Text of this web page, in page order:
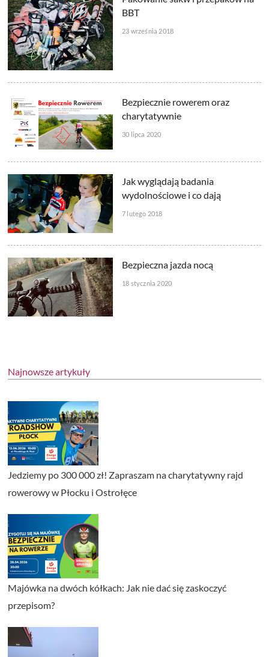
BBT
23 września 2018
Bezpiecznie rowerem oraz
charytatywnie
30 lipca 2020
Jak wyglądają badania
wydolnościowe i co dają
7 lutego 2018
Bezpieczna jazda nocą
18 stycznia 2020
Najnowsze artykuły
Jedziemy po 300 000 zł! Zapraszam na charytatywny rajd
rowerowy w Płocku i Ostrołęce
Majówka na dwóch kółkach: Jak nie dać się zaskoczyć
przepisom?